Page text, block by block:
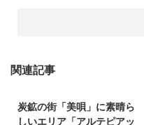
関連記事
美唄市 道 央
炭鉱の街「美唄」に素晴ら
しいエリア「アルテピアッ